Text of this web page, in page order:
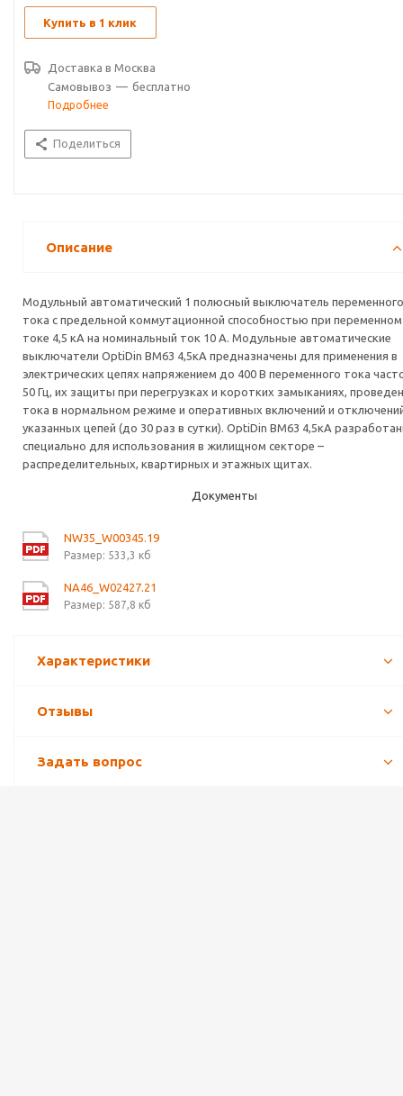
Купить в 1 клик
Доставка в Москва
Самовывоз — бесплатно
Подробнее
Поделиться
Описание
Модульный автоматический 1 полюсный выключатель переменного
тока с предельной коммутационной способностью при переменном
токе 4,5 кА на номинальный ток 10 А. Модульные автоматические
выключатели OptiDin ВМ63 4,5кА предназначены для применения в
электрических цепях напряжением до 400 В переменного тока
50 Гц, их защиты при перегрузках и коротких замыканиях,
тока в нормальном режиме и оперативных включений и
указанных цепей (до 30 раз в сутки). OptiDin ВМ63 4,5кА
специально для использования в жилищном секторе –
распределительных, квартирных и этажных щитах.
Документы
NW35_W00345.19
Размер: 533,3 кб
NA46_W02427.21
Размер: 587,8 кб
Характеристики
Отзывы
Задать вопрос